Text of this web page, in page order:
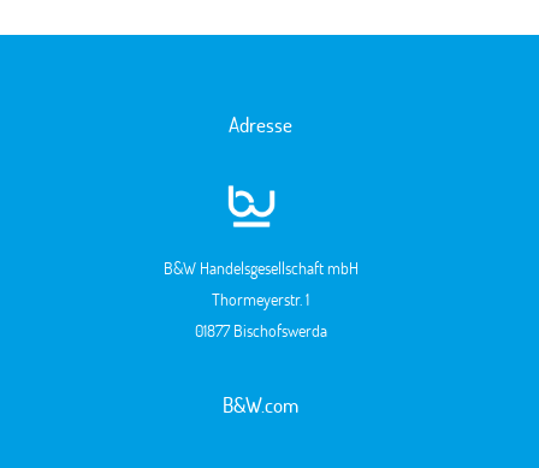
Adresse
B&W Handelsgesellschaft mbH
Thormeyerstr. 1
01877 Bischofswerda
B&W.com